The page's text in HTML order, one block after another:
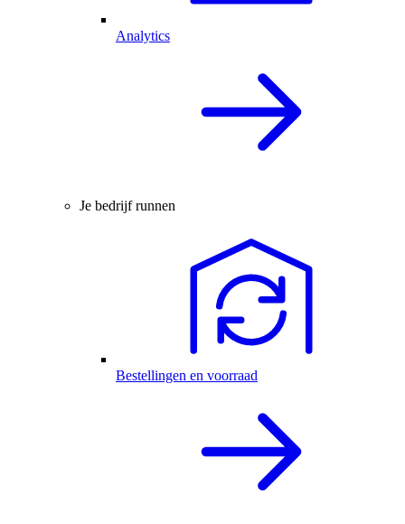
Analytics
Je bedrijf runnen
Bestellingen en voorraad